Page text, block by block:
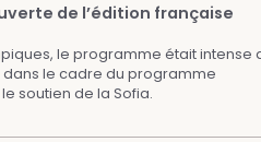
de l’édition française
le programme était intense
dans le cadre du programme
soutien de la Sofia.